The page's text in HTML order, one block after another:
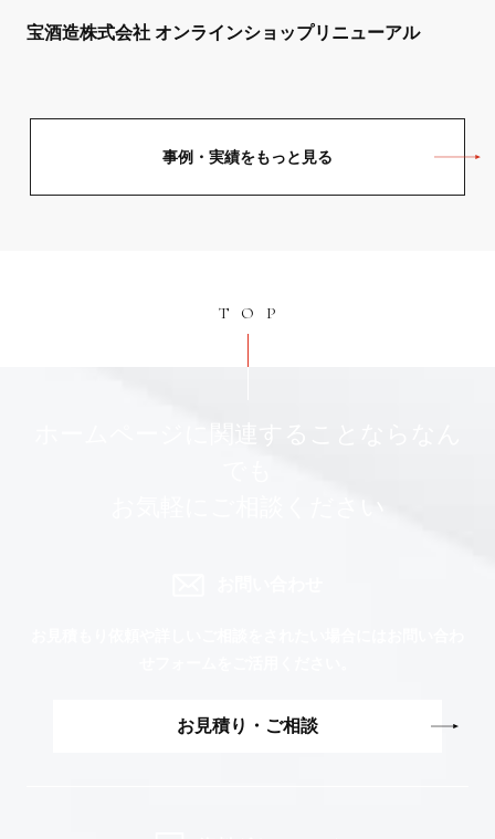
宝酒造株式会社 オンラインショップリニューアル
事例・実績をもっと見る
TOP
お見積り・ご相談